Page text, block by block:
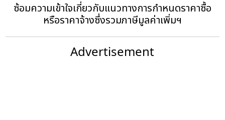
ซ้อมความเข้าใจเกี่ยวกับแนวทางการกำหนดราคาซื้อ
หรือราคาจ้างซึ่งรวมภาษีมูลค่าเพิ่มฯ
Advertisement